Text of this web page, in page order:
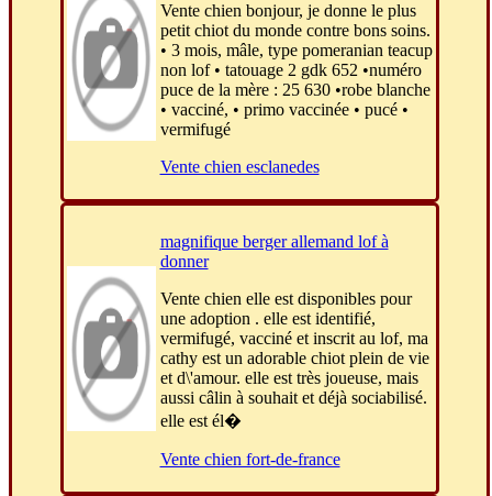
Vente chien bonjour, je donne le plus
petit chiot du monde contre bons soins.
• 3 mois, mâle, type pomeranian teacup
non lof • tatouage 2 gdk 652 •numéro
puce de la mère : 25 630 •robe blanche
• vacciné, • primo vaccinée • pucé •
vermifugé
Vente chien esclanedes
magnifique berger allemand lof à
donner
Vente chien elle est disponibles pour
une adoption . elle est identifié,
vermifugé, vacciné et inscrit au lof, ma
cathy est un adorable chiot plein de vie
et d\'amour. elle est très joueuse, mais
aussi câlin à souhait et déjà sociabilisé.
elle est él�
Vente chien fort-de-france